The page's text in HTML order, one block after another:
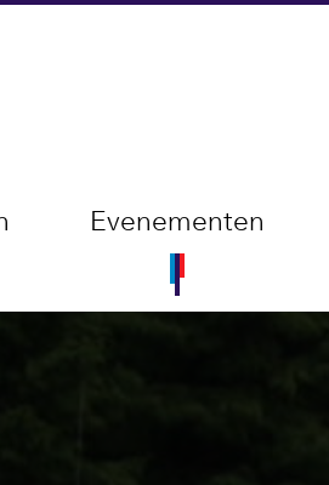
Evenementen